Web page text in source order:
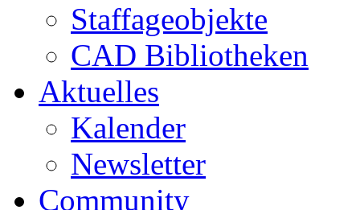
Staffageobjekte
CAD Bibliotheken
Aktuelles
Kalender
Newsletter
Community